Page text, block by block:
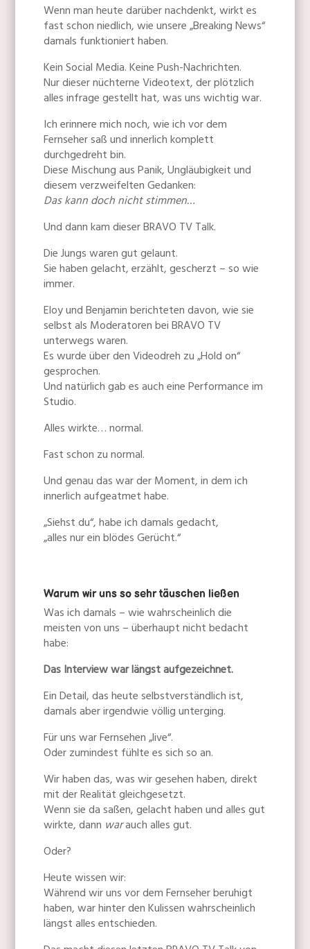
Wenn man heute darüber nachdenkt, wirkt es
fast schon niedlich, wie unsere „Breaking News“
damals funktioniert haben.
Kein Social Media. Keine Push-Nachrichten.
Nur dieser nüchterne Videotext, der plötzlich
alles infrage gestellt hat, was uns wichtig war.
Ich erinnere mich noch, wie ich vor dem
Fernseher saß und innerlich komplett
durchgedreht bin.
Diese Mischung aus Panik, Ungläubigkeit und
diesem verzweifelten Gedanken:
Das kann doch nicht stimmen…
Und dann kam dieser BRAVO TV Talk.
Die Jungs waren gut gelaunt.
Sie haben gelacht, erzählt, gescherzt – so wie
immer.
Eloy und Benjamin berichteten davon, wie sie
selbst als Moderatoren bei BRAVO TV
unterwegs waren.
Es wurde über den Videodreh zu „Hold on“
gesprochen.
Und natürlich gab es auch eine Performance im
Studio.
Alles wirkte… normal.
Fast schon zu normal.
Und genau das war der Moment, in dem ich
innerlich aufgeatmet habe.
„Siehst du“, habe ich damals gedacht,
„alles nur ein blödes Gerücht.“
Warum wir uns so sehr täuschen ließen
Was ich damals – wie wahrscheinlich die
meisten von uns – überhaupt nicht bedacht
habe:
Das Interview war längst aufgezeichnet.
Ein Detail, das heute selbstverständlich ist,
damals aber irgendwie völlig unterging.
Für uns war Fernsehen „live“.
Oder zumindest fühlte es sich so an.
Wir haben das, was wir gesehen haben, direkt
mit der Realität gleichgesetzt.
Wenn sie da saßen, gelacht haben und alles gut
wirkte, dann warauch alles gut.
Oder?
Heute wissen wir:
Während wir uns vor dem Fernseher beruhigt
haben, war hinter den Kulissen wahrscheinlich
längst alles entschieden.